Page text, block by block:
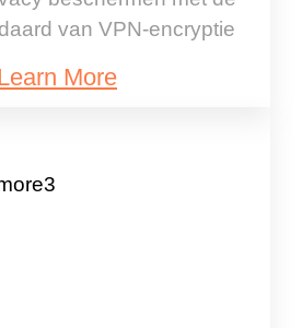
van VPN-encryptie
Learn More